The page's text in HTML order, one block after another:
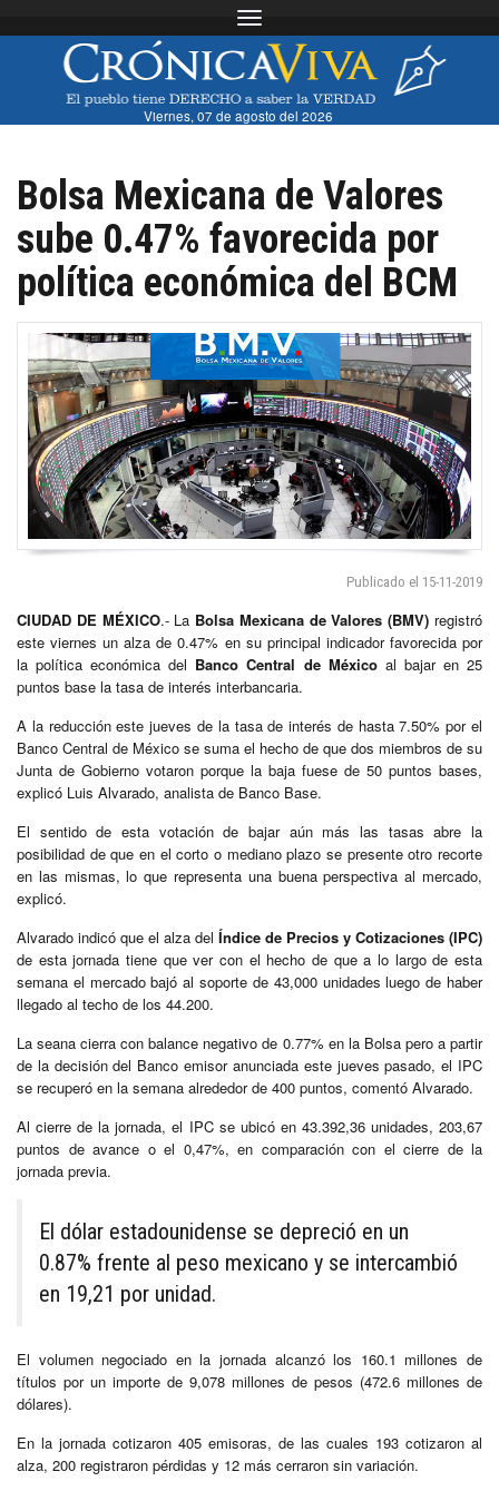
Toggle navigation
Viernes, 07 de agosto del 2026
Bolsa Mexicana de Valores
sube 0.47% favorecida por
política económica del BCM
Publicado el 15-11-2019
CIUDAD DE MÉXICO.- La Bolsa Mexicana de Valores (BMV) registró
este viernes un alza de 0.47% en su principal indicador favorecida por
la política económica del Banco Central de Méxicoal bajar en 25
puntos base la tasa de interés interbancaria.
A la reducción este jueves de la tasa de interés de hasta 7.50% por el
Banco Central de México se suma el hecho de que dos miembros de su
Junta de Gobierno votaron porque la baja fuese de 50 puntos bases,
explicó Luis Alvarado, analista de Banco Base.
El sentido de esta votación de bajar aún más las tasas abre la
posibilidad de que en el corto o mediano plazo se presente otro recorte
en las mismas, lo que representa una buena perspectiva al mercado,
explicó.
Alvarado indicó que el alza del Índice de Precios y Cotizaciones (IPC)
de esta jornada tiene que ver con el hecho de que a lo largo de esta
semana el mercado bajó al soporte de 43,000 unidades luego de haber
llegado al techo de los 44.200.
La seana cierra con balance negativo de 0.77% en la Bolsa pero a partir
de la decisión del Banco emisor anunciada este jueves pasado, el IPC
se recuperó en la semana alrededor de 400 puntos, comentó Alvarado.
Al cierre de la jornada, el IPC se ubicó en 43.392,36 unidades, 203,67
puntos de avance o el 0,47%, en comparación con el cierre de la
jornada previa.
El dólar estadounidense se depreció en un
0.87% frente al peso mexicano y se intercambió
en 19,21 por unidad.
El volumen negociado en la jornada alcanzó los 160.1 millones de
títulos por un importe de 9,078 millones de pesos (472.6 millones de
dólares).
En la jornada cotizaron 405 emisoras, de las cuales 193 cotizaron al
alza, 200 registraron pérdidas y 12 más cerraron sin variación.